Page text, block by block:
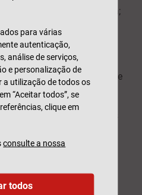
com uma textura aquosa;
borbulhas nos bebés;
em crianças que aparece e
na pele –
podem aparecer manchas
ou criança;
na escola.
para várias
autenticação,
análise de serviços,
e personalização de
a utilização de todos os
“Aceitar todos”, se
clique em
consulte a nossa
todos